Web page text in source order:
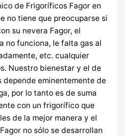
de Frigoríficos Fagor en
no tiene que preocuparse si
su nevera Fagor, el
no funciona, le falta gas al
etc. cualquier
Nuestro bienestar y el de
depende eminentemente de
por lo tanto es de suma
con un frigorífico que
de la mejor manera y el
no sólo se desarrollan